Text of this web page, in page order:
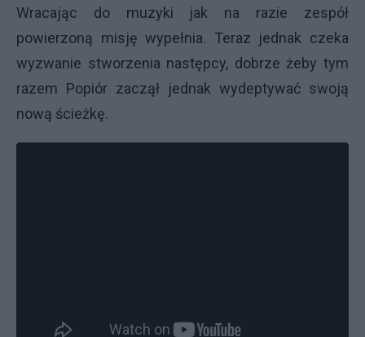
Wracając do muzyki jak na razie zespół
powierzoną misję wypełnia. Teraz jednak czeka
wyzwanie stworzenia następcy, dobrze żeby tym
razem Popiór zaczął jednak wydeptywać swoją
nową ścieżkę.